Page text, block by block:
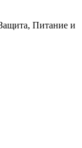
Питание и